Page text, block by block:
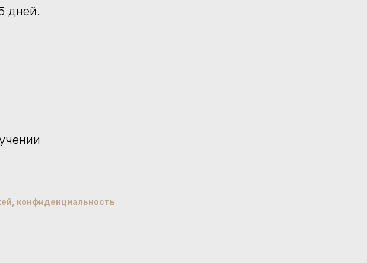
дней.
конфиденциальность